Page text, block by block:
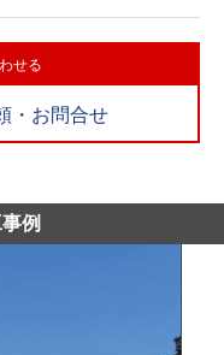
せる
・お問合せ
例